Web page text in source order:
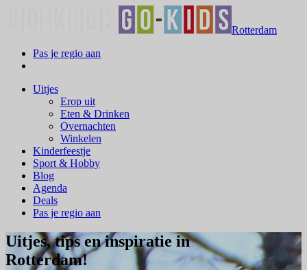
Rotterdam
Pas je regio aan
Uitjes
Erop uit
Eten & Drinken
Overnachten
Winkelen
Kinderfeestje
Sport & Hobby
Blog
Agenda
Deals
Pas je regio aan
Uitjes, tips en inspiratie in
Rotterdam!